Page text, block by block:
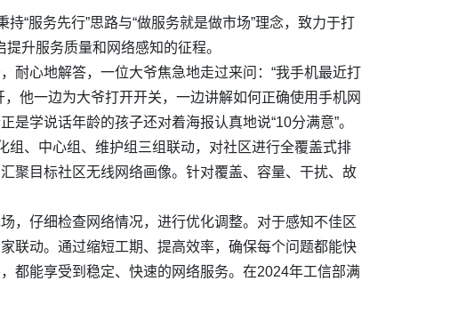
“服务先行”思路与“做服务就是做市场”理念，致力于打
升服务质量和网络感知的征程。
耐心地解答，一位大爷焦急地走过来问：“我手机最近打
他一边为大爷打开开关，一边讲解如何正确使用手机网
是学说话年龄的孩子还对着海报认真地说“10分满意”。
组、中心组、维护组三组联动，对社区进行全覆盖式排
聚目标社区无线网络画像。针对覆盖、容量、干扰、故
，仔细检查网络情况，进行优化调整。对于感知不佳区
联动。通过缩短工期、提高效率，确保每个问题都能快
都能享受到稳定、快速的网络服务。在2024年工信部满